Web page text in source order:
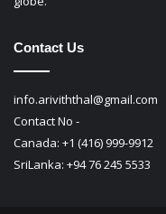
Follow Us